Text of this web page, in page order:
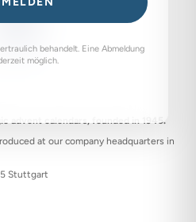
advent calendars, founded in 1945.
at our company headquarters in
Stuttgart
behandelt. Eine Abmeldung
möglich.